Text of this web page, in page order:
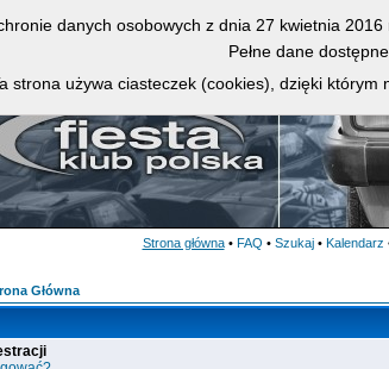
Strona główna • FAQ • Szukaj • Kalendarz
Główna
danych osobowych z dnia 27 kwietnia
Pełne dane
strona używa ciasteczek (cookies), dzięki którym